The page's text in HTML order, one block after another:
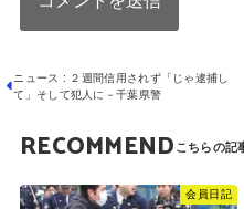
ニュース : ２週間信用されず「じゃ逮捕し
て」そして犯人に－千葉県警
RECOMMEND
会員日記